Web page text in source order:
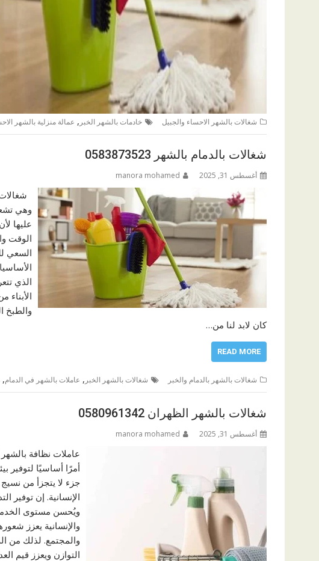
شغالات بالشهر الاحساء والجبيل خادمات بالشهر الخبر , عمالة منزلية بالشهر
شغالات بالدمام بالشهر 0583873523
أغسطس 31, 2025 manora mohamed
وهي
عليها
الوقت
السعي
الذي
الأبناء
والطبخ
كان لابد لنا من…
READ MORE
شغالات بالشهر بالدمام والخبر شغالات بالشهر الخبر , عاملات بالشهر في الدمام,
شغالات بالشهر الظهران 0580961342
أغسطس 31, 2025 manora mohamed
عاملات نظافة
أمرًا أساسيًا لتوفير
جزء لا يتجزأ من
الإنسانية. إن توفير
ويُحسن مستوى
والإنسانية يعزز
والمجتمع. لذلك من
التوازن ويعزز قيم